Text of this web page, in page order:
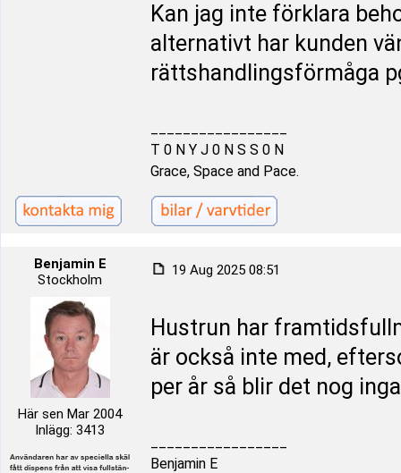
Kan jag inte förklara
alternativt har kunden
rättshandlingsförmåga
T 0 N Y J 0 N S S 0 N
Grace, Space and Pace.
Benjamin E
Stockholm
Här sen Mar 2004
Inlägg: 3413
19 Aug 2025 08:51
Hustrun har
är också inte med,
per år så blir det nog
Benjamin E